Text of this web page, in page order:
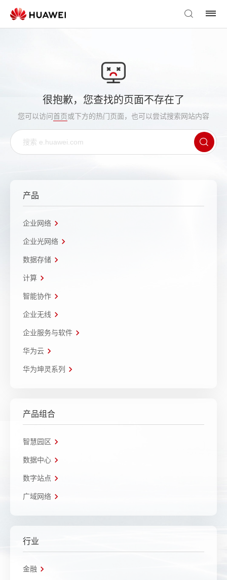
很抱歉，您查找的页面不存在了
您可以访问首页或下方的热门页面，也可以尝试搜索网站内容
产品
企业网络
企业光网络
数据存储
计算
智能协作
企业无线
企业服务与软件
华为云
华为坤灵系列
产品组合
智慧园区
数据中心
数字站点
广域网络
行业
金融